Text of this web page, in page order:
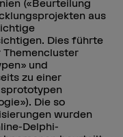
(«Beurteilung
aus
Dies führte
und
zu einer
Die so
wurden
Delphi-